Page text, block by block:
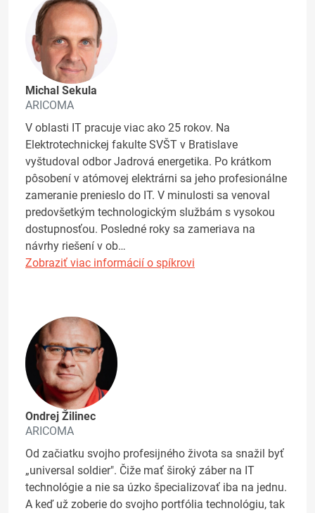
Michal Sekula
ARICOMA
V oblasti IT pracuje viac ako 25 rokov. Na
Elektrotechnickej fakulte SVŠT v Bratislave
vyštudoval odbor Jadrová energetika. Po krátkom
pôsobení v atómovej elektrárni sa jeho profesionálne
zameranie prenieslo do IT. V minulosti sa venoval
predovšetkým technologickým službám s vysokou
dostupnosťou. Posledné roky sa zameriava na
návrhy riešení v ob…
Zobraziť viac informácií o spíkrovi
Ondrej Žilinec
ARICOMA
Od začiatku svojho profesijného života sa snažil byť
„universal soldier". Čiže mať široký záber na IT
technológie a nie sa úzko špecializovať iba na jednu.
A keď už zoberie do svojho portfólia technológiu, tak